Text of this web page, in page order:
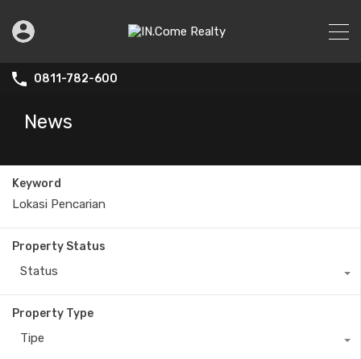
0811-782-600
News
Keyword
Property Status
Status
Property Type
Tipe